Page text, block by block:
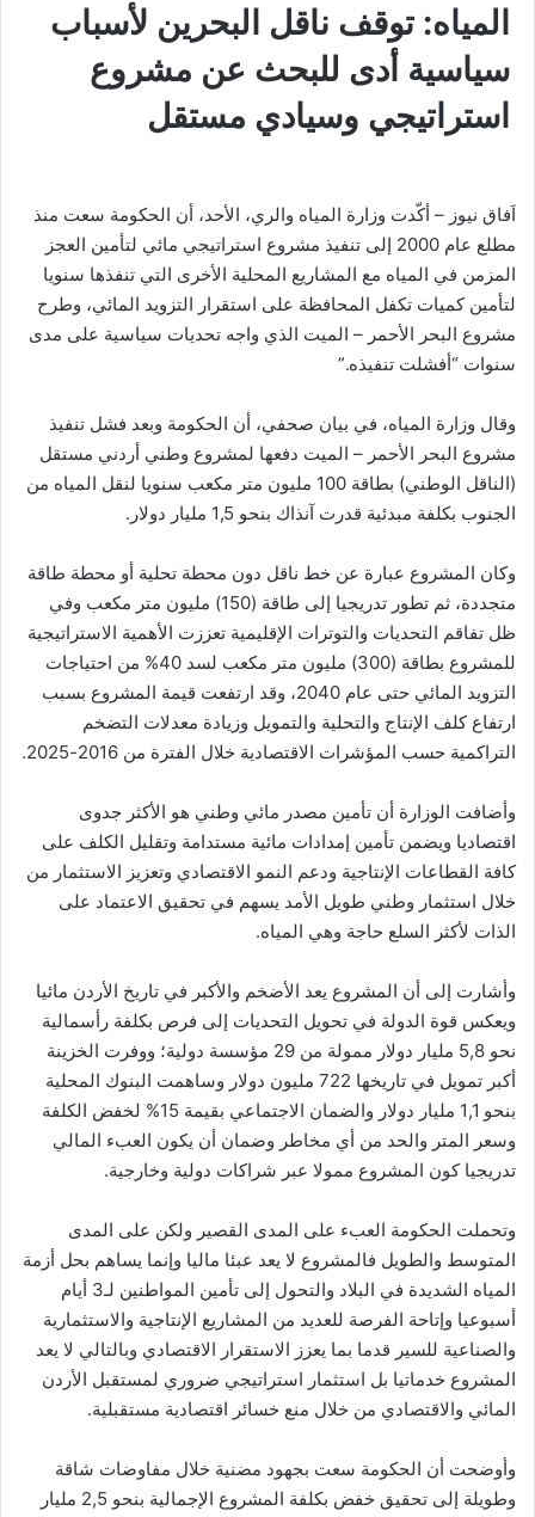
المياه: توقف ناقل البحرين لأسباب
سياسية أدى للبحث عن مشروع
استراتيجي وسيادي مستقل
اَفاق نيوز – أكّدت وزارة المياه والري، الأحد، أن الحكومة سعت منذ
مطلع عام 2000 إلى تنفيذ مشروع استراتيجي مائي لتأمين العجز
المزمن في المياه مع المشاريع المحلية الأخرى التي تنفذها سنويا
لتأمين كميات تكفل المحافظة على استقرار التزويد المائي، وطرح
مشروع البحر الأحمر – الميت الذي واجه تحديات سياسية على مدى
سنوات “أفشلت تنفيذه.”
وقال وزارة المياه، في بيان صحفي، أن الحكومة وبعد فشل تنفيذ
مشروع البحر الأحمر – الميت دفعها لمشروع وطني أردني مستقل
(الناقل الوطني) بطاقة 100 مليون متر مكعب سنويا لنقل المياه من
الجنوب بكلفة مبدئية قدرت آنذاك بنحو 1,5 مليار دولار.
وكان المشروع عبارة عن خط ناقل دون محطة تحلية أو محطة طاقة
متجددة، ثم تطور تدريجيا إلى طاقة (150) مليون متر مكعب وفي
ظل تفاقم التحديات والتوترات الإقليمية تعززت الأهمية الاستراتيجية
للمشروع بطاقة (300) مليون متر مكعب لسد 40% من احتياجات
التزويد المائي حتى عام 2040، وقد ارتفعت قيمة المشروع بسبب
ارتفاع كلف الإنتاج والتحلية والتمويل وزيادة معدلات التضخم
التراكمية حسب المؤشرات الاقتصادية خلال الفترة من 2016-2025.
وأضافت الوزارة أن تأمين مصدر مائي وطني هو الأكثر جدوى
اقتصاديا ويضمن تأمين إمدادات مائية مستدامة وتقليل الكلف على
كافة القطاعات الإنتاجية ودعم النمو الاقتصادي وتعزيز الاستثمار من
خلال استثمار وطني طويل الأمد يسهم في تحقيق الاعتماد على
الذات لأكثر السلع حاجة وهي المياه.
وأشارت إلى أن المشروع يعد الأضخم والأكبر في تاريخ الأردن مائيا
ويعكس قوة الدولة في تحويل التحديات إلى فرص بكلفة رأسمالية
نحو 5,8 مليار دولار ممولة من 29 مؤسسة دولية؛ ووفرت الخزينة
أكبر تمويل في تاريخها 722 مليون دولار وساهمت البنوك المحلية
بنحو 1,1 مليار دولار والضمان الاجتماعي بقيمة 15% لخفض الكلفة
وسعر المتر والحد من أي مخاطر وضمان أن يكون العبء المالي
تدريجيا كون المشروع ممولا عبر شراكات دولية وخارجية.
وتحملت الحكومة العبء على المدى القصير ولكن على المدى
المتوسط والطويل فالمشروع لا يعد عبئا ماليا وإنما يساهم بحل أزمة
المياه الشديدة في البلاد والتحول إلى تأمين المواطنين لـ3 أيام
أسبوعيا وإتاحة الفرصة للعديد من المشاريع الإنتاجية والاستثمارية
والصناعية للسير قدما بما يعزز الاستقرار الاقتصادي وبالتالي لا يعد
المشروع خدماتيا بل استثمار استراتيجي ضروري لمستقبل الأردن
المائي والاقتصادي من خلال منع خسائر اقتصادية مستقبلية.
وأوضحت أن الحكومة سعت بجهود مضنية خلال مفاوضات شاقة
وطويلة إلى تحقيق خفض بكلفة المشروع الإجمالية بنحو 2,5 مليار